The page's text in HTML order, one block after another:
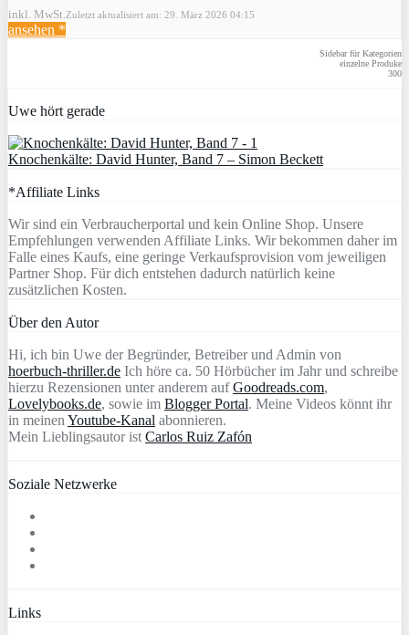
inkl. MwSt. Zuletzt aktualisiert am: 29. März 2026 04:15
ansehen *
Sidebar für Kategorien
einzelne Produke
300
Uwe hört gerade
Knochenkälte: David Hunter, Band 7 – Simon Beckett
*Affiliate Links
Wir sind ein Verbraucherportal und kein Online Shop. Unsere
Empfehlungen verwenden Affiliate Links. Wir bekommen daher im
Falle eines Kaufs, eine geringe Verkaufsprovision vom jeweiligen
Partner Shop. Für dich entstehen dadurch natürlich keine
zusätzlichen Kosten.
Über den Autor
Hi, ich bin Uwe der Begründer, Betreiber und Admin von
hoerbuch-thriller.de Ich höre ca. 50 Hörbücher im Jahr und schreibe
hierzu Rezensionen unter anderem aufGoodreads.com,
Lovelybooks.de, sowie im Blogger Portal. Meine Videos könnt ihr
in meinen Youtube-Kanal abonnieren.
Mein Lieblingsautor ist Carlos Ruiz Zafón
Soziale Netzwerke
Links